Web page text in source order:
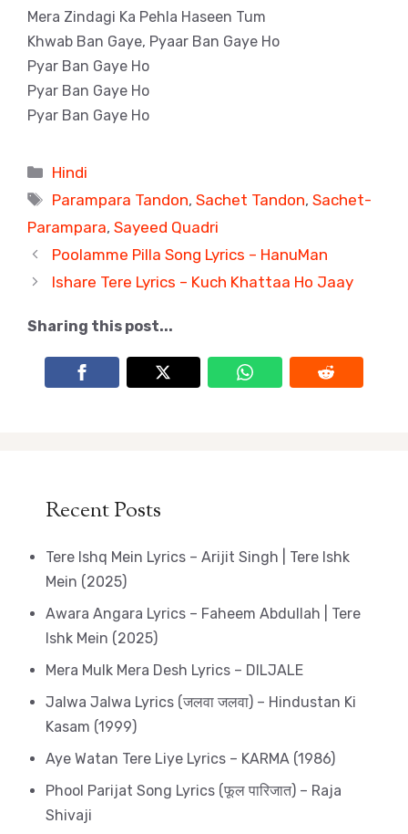
Mera Zindagi Ka Pehla Haseen Tum
Khwab Ban Gaye, Pyaar Ban Gaye Ho
Pyar Ban Gaye Ho
Pyar Ban Gaye Ho
Pyar Ban Gaye Ho
Categories
Hindi
Tags
Parampara Tandon,Sachet Tandon,Sachet-
Parampara, Sayeed Quadri
Poolamme Pilla Song Lyrics – HanuMan
Ishare Tere Lyrics – Kuch Khattaa Ho Jaay
Sharing this post...
Recent Posts
Tere Ishq Mein Lyrics – Arijit Singh | Tere Ishk
Mein (2025)
Awara Angara Lyrics – Faheem Abdullah | Tere
Ishk Mein (2025)
Mera Mulk Mera Desh Lyrics – DILJALE
Jalwa Jalwa Lyrics (जलवा जलवा) – Hindustan Ki
Kasam (1999)
Aye Watan Tere Liye Lyrics – KARMA (1986)
Phool Parijat Song Lyrics (फूल पारिजात) – Raja
Shivaji